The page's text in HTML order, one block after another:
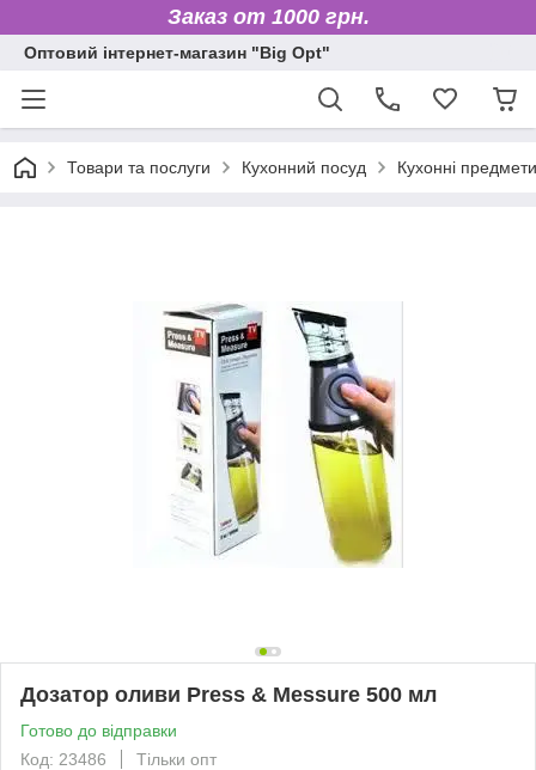
Заказ от 1000 грн.
Оптовий інтернет-магазин "Big Opt"
Товари та послуги Кухонний посуд Кухонні предмети
Дозатор оливи Press & Messure 500 мл
Готово до відправки
Код: 23486
Тільки опт